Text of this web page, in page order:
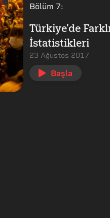
Bölüm 7:
Türkiye'de
İstatistikleri
23 Ağustos 2017
Başla